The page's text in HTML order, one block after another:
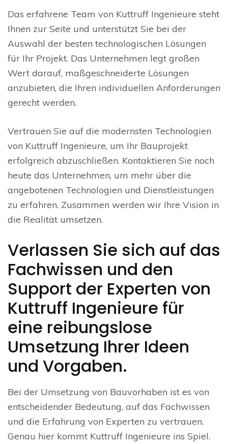
Das erfahrene Team von Kuttruff Ingenieure steht
Ihnen zur Seite und unterstützt Sie bei der
Auswahl der besten technologischen Lösungen
für Ihr Projekt. Das Unternehmen legt großen
Wert darauf, maßgeschneiderte Lösungen
anzubieten, die Ihren individuellen Anforderungen
gerecht werden.
Vertrauen Sie auf die modernsten Technologien
von Kuttruff Ingenieure, um Ihr Bauprojekt
erfolgreich abzuschließen. Kontaktieren Sie noch
heute das Unternehmen, um mehr über die
angebotenen Technologien und Dienstleistungen
zu erfahren. Zusammen werden wir Ihre Vision in
die Realität umsetzen.
Verlassen Sie sich auf das
Fachwissen und den
Support der Experten von
Kuttruff Ingenieure für
eine reibungslose
Umsetzung Ihrer Ideen
und Vorgaben.
Bei der Umsetzung von Bauvorhaben ist es von
entscheidender Bedeutung, auf das Fachwissen
und die Erfahrung von Experten zu vertrauen.
Genau hier kommt Kuttruff Ingenieure ins Spiel.